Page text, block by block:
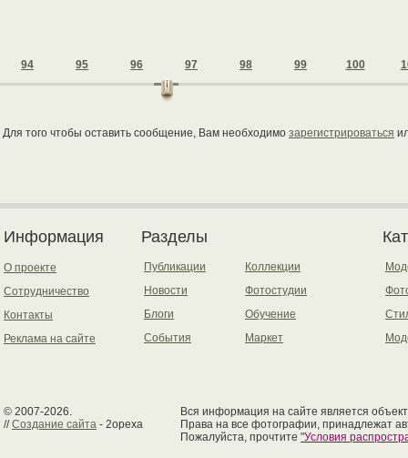
94 95 96 97 98 99 100
Для того чтобы оставить сообщение, Вам необходимо зарегистрироваться
Информация
О проекте
Сотрудничество
Контакты
Реклама на сайте
Разделы
Публикации
Новости
Блоги
События
Коллекции
Фотостудии
Обучение
Маркет
© 2007-2026.
//Создание сайта - 2opexa
Вся информация на сайте является
Права на все фотографии, принадлежат
Пожалуйста, прочтите "Условия